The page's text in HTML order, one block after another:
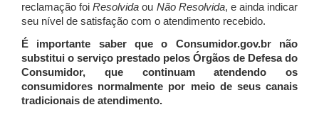
reclamação foiResolvida ou Não Resolvida, e ainda indicar
seu nível de satisfação com o atendimento recebido.
É importante saber que o Consumidor.gov.br não
substitui o serviço prestado pelos Órgãos de Defesa do
Consumidor, que continuam atendendo os
consumidores normalmente por meio de seus canais
tradicionais de atendimento.